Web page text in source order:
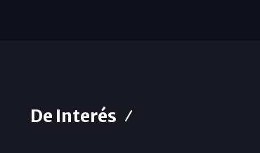
De Interés